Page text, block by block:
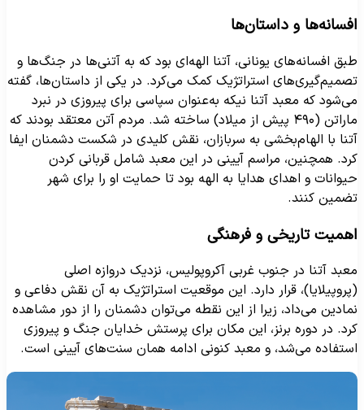
و داستان‌ها
افسانه‌های یونانی، آتنا الهه‌ای بود که به آتنی‌ها در جنگ‌ها و
استراتژیک کمک می‌کرد. در یکی از داستان‌ها، گفته
که معبد آتنا نیکه به‌عنوان سپاسی برای پیروزی در نبرد
ماراتن (۴۹۰ پیش از میلاد) ساخته شد. مردم آتن معتقد بودند که
با الهام‌بخشی به سربازان، نقش کلیدی در شکست دشمنان ایفا
همچنین، مراسم آیینی در این معبد شامل قربانی کردن
و اهدای هدایا به الهه بود تا حمایت او را برای شهر
کنند.
تاریخی و فرهنگی
آتنا در جنوب غربی آکروپولیس، نزدیک دروازه اصلی
قرار دارد. این موقعیت استراتژیک به آن نقش دفاعی و
می‌داد، زیرا از این نقطه می‌توان دشمنان را از دور مشاهده
در دوره برنز، این مکان برای پرستش خدایان جنگ و پیروزی
می‌شد، و معبد کنونی ادامه همان سنت‌های آیینی است.